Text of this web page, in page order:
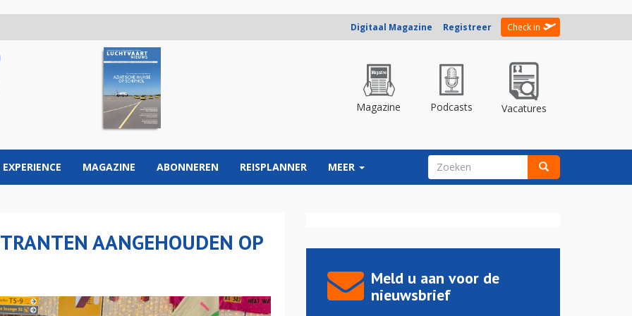
Digitaal Magazine Registreer Check in
Magazine Podcasts Vacatures
EXPERIENCE MAGAZINE ABONNEREN REISPLANNER MEER ZOEKVELD
AANGEHOUDEN OP
Meld u aan voor de
nieuwsbrief